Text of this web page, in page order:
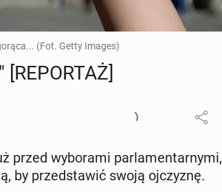
(Fot. Getty Images)
przed wy­bo­ra­mi par­la­men­tar­ny­mi,
by przed­sta­wić swoją oj­czy­znę.